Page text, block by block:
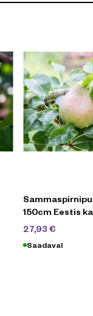
150cm Eestis
27,93 €
Saadaval